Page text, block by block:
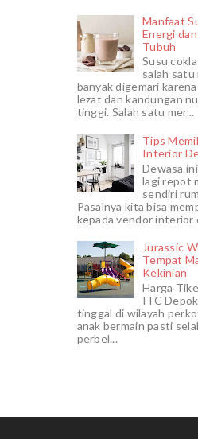
Manfaat
Energi
Tubuh
Susu
salah satu
banyak digemari
lezat dan kandungan
tinggi. Salah satu mer...
Tips
Interior
Dewasa
lagi repot
sendiri
Pasalnya kita bisa
kepada vendor interior
Jurassic
Tempat
Kekinian
Harga
ITC
tinggal di wilayah
anak bermain pasti
perbel...